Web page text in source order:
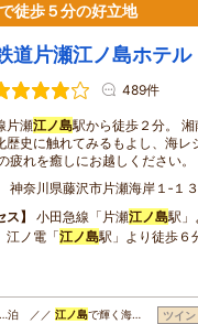
徒歩５分の好立地
道片瀬江ノ島ホテ
489件
片瀬江ノ島駅から徒歩２分。
歴史に触れてみるもよし、海レ
疲れを癒しにお越しください。
神奈川県藤沢市片瀬海岸１‐１
ス
小田急線「片瀬江ノ島駅」
江ノ電「江ノ島駅」より徒歩６
…泊 ／／ 江ノ島で輝く海… ツイン